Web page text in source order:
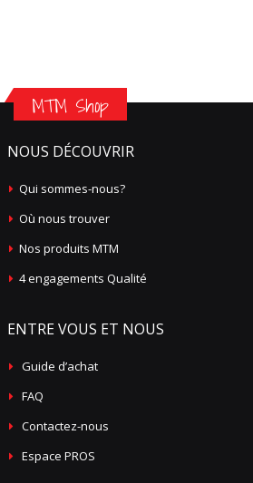
MTM Shop
NOUS DÉCOUVRIR
Qui sommes-nous?
Où nous trouver
Nos produits MTM
4 engagements Qualité
ENTRE VOUS ET NOUS
Guide d’achat
FAQ
Contactez-nous
Espace PROS